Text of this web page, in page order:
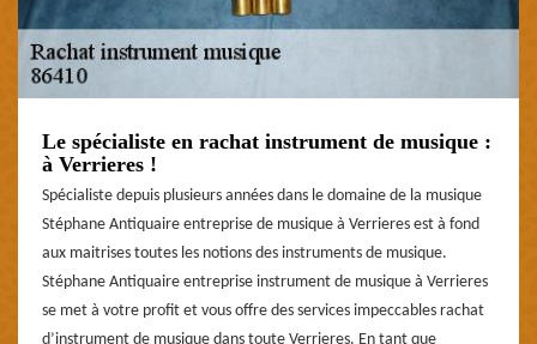
Le spécialiste en rachat instrument de musique :
à Verrieres !
Spécialiste depuis plusieurs années dans le domaine de la musique
Stéphane Antiquaire entreprise de musique à Verrieres est à fond
aux maitrises toutes les notions des instruments de musique.
Stéphane Antiquaire entreprise instrument de musique à Verrieres
se met à votre profit et vous offre des services impeccables rachat
d’instrument de musique dans toute Verrieres. En tant que